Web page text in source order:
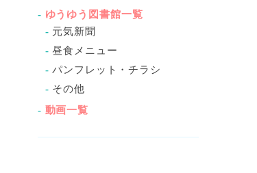
ゆうゆう図書館一覧
元気新聞
昼食メニュー
パンフレット・チラシ
その他
動画一覧